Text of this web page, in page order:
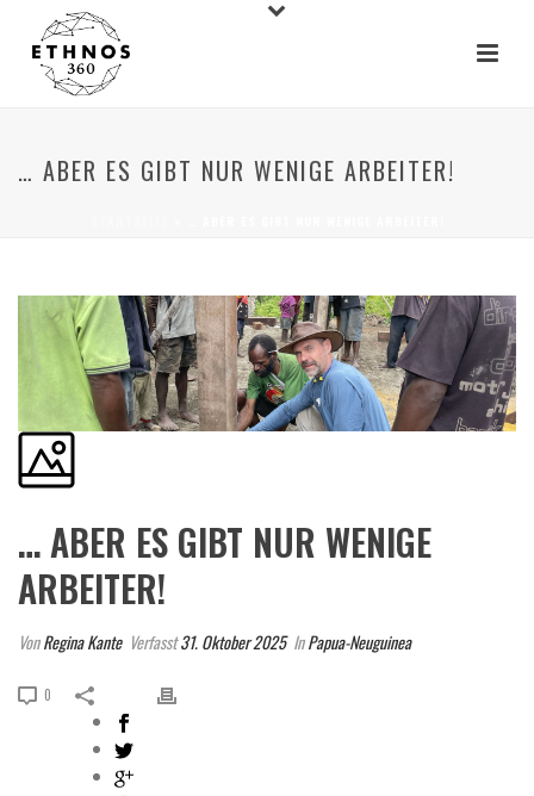
… ABER ES GIBT NUR WENIGE ARBEITER!
… ABER ES GIBT NUR WENIGE
ARBEITER!
VonRegina Kante Verfasst31. Oktober 2025 InPapua-Neuguinea
0